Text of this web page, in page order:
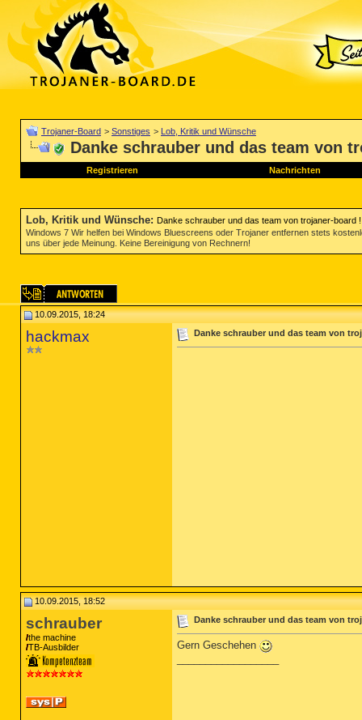
Trojaner-Board > Sonstiges > Lob, Kritik und Wünsche
Danke schrauber und das team von
Registrieren Nachrichten
Lob, Kritik und Wünsche: Danke schrauber und das team von trojaner-board
Windows 7 Wir helfen bei Windows Bluescreens oder Trojaner entfernen stets
uns über jede Meinung. Keine Bereinigung von Rechnern!
10.09.2015, 18:24
hackmax Danke schrauber und das team von
10.09.2015, 18:52
schrauber
the machine
TB-Ausbilder
Danke schrauber und das team von
Gern Geschehen